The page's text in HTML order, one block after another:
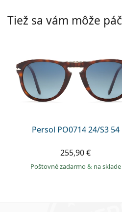
Tiež sa vám môže
Persol PO0714 24/S3 54
255,90 €
Poštovné zadarmo& na sklade